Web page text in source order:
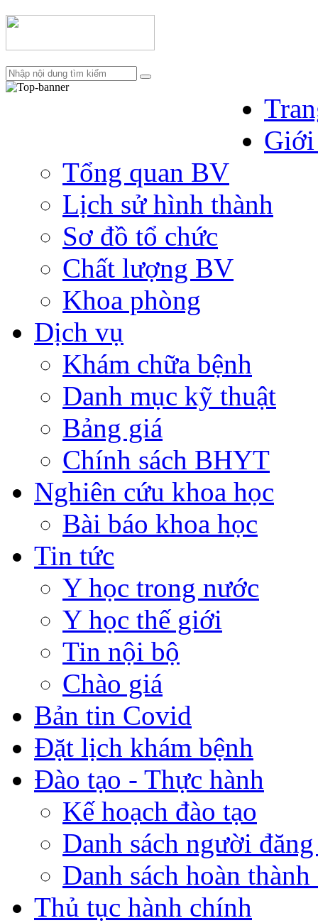
Tổng quan BV
Lịch sử hình thành
Sơ đồ tổ chức
Chất lượng BV
Khoa phòng
Dịch vụ
Khám chữa bệnh
Danh mục kỹ thuật
Bảng giá
Chính sách BHYT
Nghiên cứu khoa học
Bài báo khoa học
Tin tức
Y học trong nước
Y học thế giới
Tin nội bộ
Chào giá
Bản tin Covid
Đặt lịch khám bệnh
Đào tạo - Thực hành
Kế hoạch đào tạo
Danh sách người
Danh sách hoàn
Thủ tục hành chính